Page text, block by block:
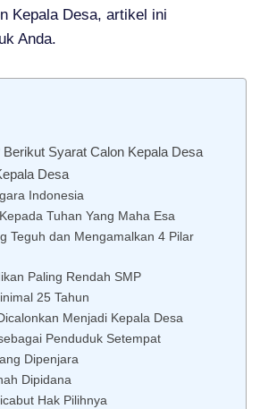
Kepala Desa, artikel ini
Anda.
Syarat Calon Kepala Desa
Desa
Indonesia
Tuhan Yang Maha Esa
Teguh dan Mengamalkan 4 Pilar
Paling Rendah SMP
25 Tahun
Menjadi Kepala Desa
Penduduk Setempat
Dipenjara
Dipidana
Hak Pilihnya